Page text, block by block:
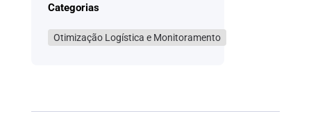
Categorias
Otimização Logística e Monitoramento